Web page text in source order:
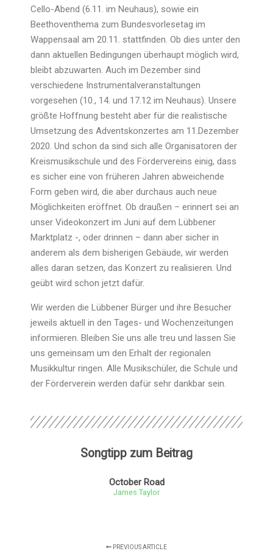
Cello-Abend (6.11. im Neuhaus), sowie ein
Beethoventhema zum Bundesvorlesetag im
Wappensaal am 20.11. stattfinden. Ob dies unter den
dann aktuellen Bedingungen überhaupt möglich wird,
bleibt abzuwarten. Auch im Dezember sind
verschiedene Instrumentalveranstaltungen
vorgesehen (10., 14. und 17.12 im Neuhaus). Unsere
größte Hoffnung besteht aber für die realistische
Umsetzung des Adventskonzertes am 11.Dezember
2020. Und schon da sind sich alle Organisatoren der
Kreismusikschule und des Fördervereins einig, dass
es sicher eine von früheren Jahren abweichende
Form geben wird, die aber durchaus auch neue
Möglichkeiten eröffnet. Ob draußen – erinnert sei an
unser Videokonzert im Juni auf dem Lübbener
Marktplatz -, oder drinnen – dann aber sicher in
anderem als dem bisherigen Gebäude, wir werden
alles daran setzen, das Konzert zu realisieren. Und
geübt wird schon jetzt dafür.
Wir werden die Lübbener Bürger und ihre Besucher
jeweils aktuell in den Tages- und Wochenzeitungen
informieren. Bleiben Sie uns alle treu und lassen Sie
uns gemeinsam um den Erhalt der regionalen
Musikkultur ringen. Alle Musikschüler, die Schule und
der Förderverein werden dafür sehr dankbar sein.
Songtipp zum Beitrag
October Road
James Taylor
PREVIOUS ARTICLE